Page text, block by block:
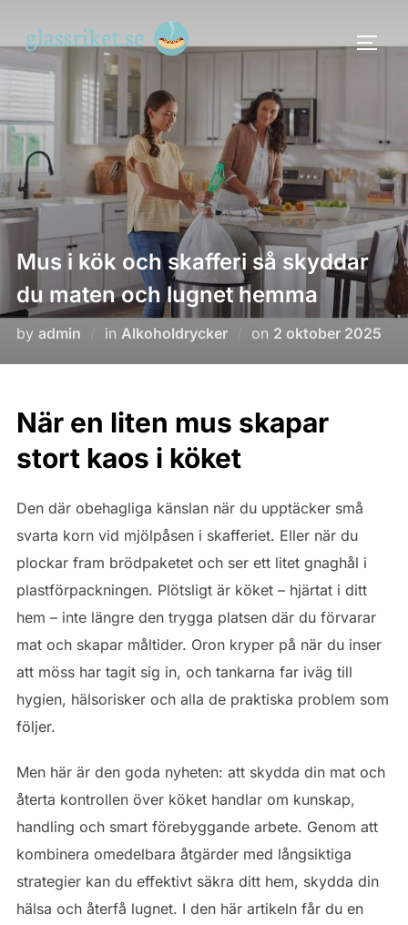
content
Mus i kök och skafferi så skyddar
du maten och lugnet hemma
by admin in Alkoholdrycker on Posted
2 oktober 2025
När en liten mus skapar
stort kaos i köket
Den där obehagliga känslan när du upptäcker små
svarta korn vid mjölpåsen i skafferiet. Eller när du
plockar fram brödpaketet och ser ett litet gnaghål i
plastförpackningen. Plötsligt är köket – hjärtat i ditt
hem – inte längre den trygga platsen där du förvarar
mat och skapar måltider. Oron kryper på när du inser
att möss har tagit sig in, och tankarna far iväg till
hygien, hälsorisker och alla de praktiska problem som
följer.
Men här är den goda nyheten: att skydda din mat och
återta kontrollen över köket handlar om kunskap,
handling och smart förebyggande arbete. Genom att
kombinera omedelbara åtgärder med långsiktiga
strategier kan du effektivt säkra ditt hem, skydda din
hälsa och återfå lugnet. I den här artikeln får du en